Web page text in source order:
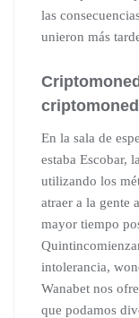
las
unieron más
En la sala de
estaba Escobar,
utilizando los
atraer a la gente
mayor tiempo
intolerancia,
Wanabet nos
que podamos